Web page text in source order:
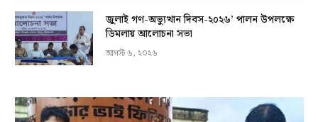
জুলাই গণ-অভ্যুত্থান দিবস-২০২৬’ পালন উপলক্ষে
ডিমলায় আলোচনা সভা
আগস্ট ৬, ২০২৬